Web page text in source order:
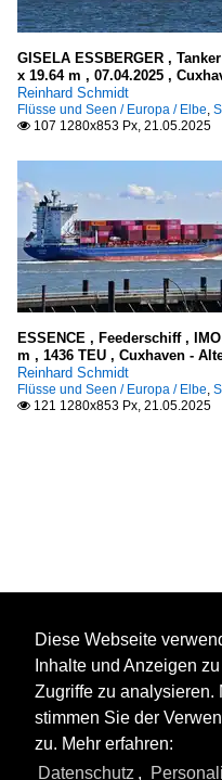
GISELA ESSBERGER ,
x 19.64 m , 07.04.2025 ,
Reinhard Schmidt
Flüsse und Seen / Europa / Elbe,
 107 1280x853 Px, 21.05.2025
ESSENCE , Feederschiff ,
m , 1436 TEU , Cuxhaven -
Reinhard Schmidt
Flüsse und Seen / Europa / Elbe,
 121 1280x853 Px, 21.05.2025
Diese Webseite
Inhalte und Anzeigen
Zugriffe zu analysieren.
stimmen Sie der
zu. Mehr erfahren:
Datenschutz ,